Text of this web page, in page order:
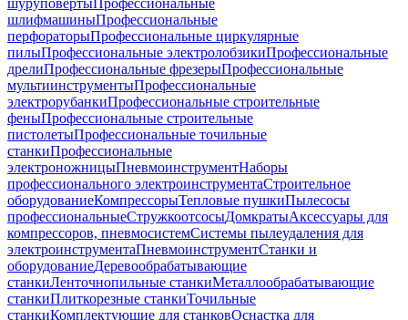
шуруповертыПрофессиональные
шлифмашиныПрофессиональные
перфораторыПрофессиональные циркулярные
пилыПрофессиональные электролобзикиПрофессиональные
дрелиПрофессиональные фрезерыПрофессиональные
мультиинструментыПрофессиональные
электрорубанкиПрофессиональные строительные
феныПрофессиональные строительные
пистолетыПрофессиональные точильные
станкиПрофессиональные
электроножницыПневмоинструментНаборы
профессионального электроинструментаСтроительное
оборудованиеКомпрессорыТепловые пушкиПылесосы
профессиональныеСтружкоотсосыДомкратыАксессуары для
компрессоров, пневмосистемСистемы пылеудаления для
электроинструментаПневмоинструментСтанки и
оборудованиеДеревообрабатывающие
станкиЛенточнопильные станкиМеталлообрабатывающие
станкиПлиткорезные станкиТочильные
станкиКомплектующие для станковОснастка для